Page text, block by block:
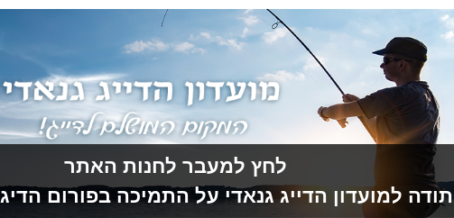
לחץ למעבר לחנות האתר
תודה למועדון הדייג גנאדי על התמיכה בפורום